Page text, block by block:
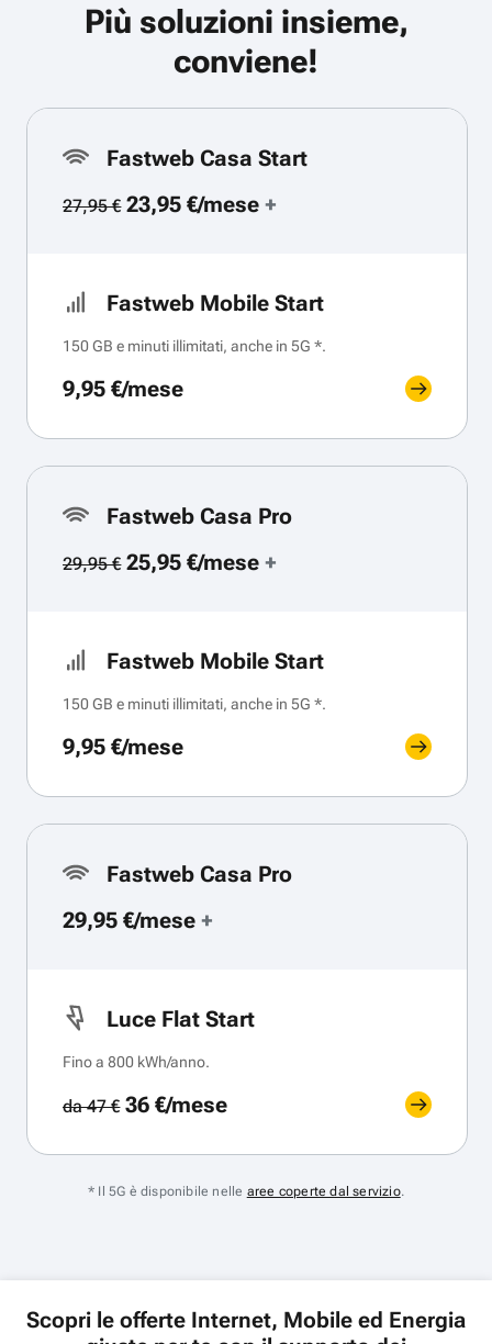
Più soluzioni insieme,
conviene!
Fastweb Casa Start
27,95 €23,95 €/mese+
Fastweb Mobile Start
150 GB e minuti illimitati, anche in 5G *.
9,95 €/mese
Fastweb Casa Pro
29,95 €25,95 €/mese+
Fastweb Mobile Start
150 GB e minuti illimitati, anche in 5G *.
9,95 €/mese
Fastweb Casa Pro
29,95 €/mese +
Luce Flat Start
Fino a 800 kWh/anno.
da 47 €36 €/mese
* Il 5G è disponibile nelle aree coperte dal servizio.
Scopri le offerte Internet, Mobile ed Energia